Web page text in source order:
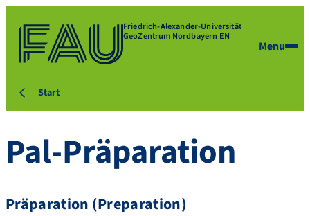
Friedrich-Alexander-Universität
GeoZentrum Nordbayern EN
Menu
Start
Pal-Präparation
Präparation (Preparation)